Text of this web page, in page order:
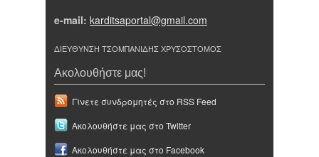
e-mail: karditsaportal@gmail.com
ΔΙΕΥΘΥΝΣΗ ΤΣΟΜΠΑΝΙΔΗΣ ΧΡΥΣΟΣΤΟΜΟΣ
Ακολουθήστε μας!
Γίνετε συνδρομητές στο RSS Feed
Ακολουθήστε μας στο Twitter
Ακολουθήστε μας στο Facebook